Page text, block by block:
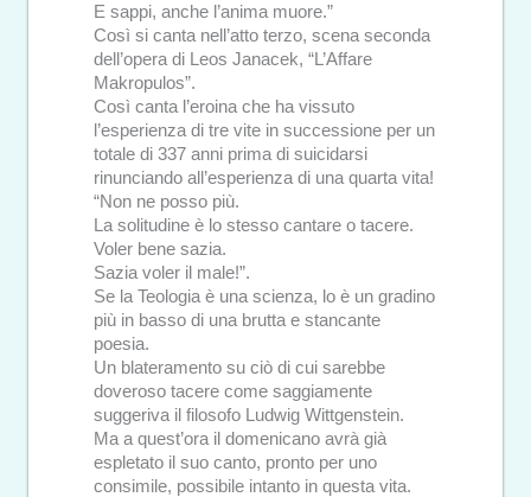
E sappi, anche l’anima muore.”
Così si canta nell’atto terzo, scena seconda
dell’opera di Leos Janacek, “L’Affare
Makropulos”.
Così canta l’eroina che ha vissuto
l’esperienza di tre vite in successione per un
totale di 337 anni prima di suicidarsi
rinunciando all’esperienza di una quarta vita!
“Non ne posso più.
La solitudine è lo stesso cantare o tacere.
Voler bene sazia.
Sazia voler il male!”.
Se la Teologia è una scienza, lo è un gradino
più in basso di una brutta e stancante
poesia.
Un blateramento su ciò di cui sarebbe
doveroso tacere come saggiamente
suggeriva il filosofo Ludwig Wittgenstein.
Ma a quest’ora il domenicano avrà già
espletato il suo canto, pronto per uno
consimile, possibile intanto in questa vita.